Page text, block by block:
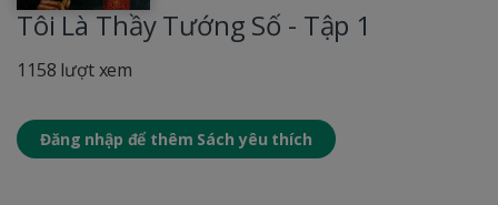
Tôi Là Thầy Tướng Số - Tập 1
1158 lượt xem
Đăng nhập để thêm Sách yêu thích